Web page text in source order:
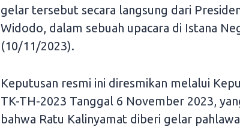
gelar tersebut secara langsung dari
Widodo, dalam sebuah upacara di Istana
(10/11/2023).
Keputusan resmi ini diresmikan melalui
TK-TH-2023 Tanggal 6 November 2023,
bahwa Ratu Kalinyamat diberi gelar